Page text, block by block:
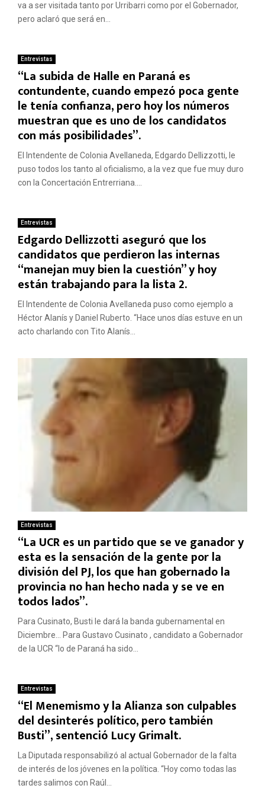
va a ser visitada tanto por Urribarri como por el Gobernador,
pero aclaró que será en...
Entrevistas
“La subida de Halle en Paraná es
contundente, cuando empezó poca gente
le tenía confianza, pero hoy los números
muestran que es uno de los candidatos
con más posibilidades”.
El Intendente de Colonia Avellaneda, Edgardo Dellizzotti, le
puso todos los tanto al oficialismo, a la vez que fue muy duro
con la Concertación Entrerriana....
Entrevistas
Edgardo Dellizzotti aseguró que los
candidatos que perdieron las internas
“manejan muy bien la cuestión” y hoy
están trabajando para la lista 2.
El Intendente de Colonia Avellaneda puso como ejemplo a
Héctor Alanís y Daniel Ruberto. “Hace unos días estuve en un
acto charlando con Tito Alanís...
Entrevistas
“La UCR es un partido que se ve ganador y
esta es la sensación de la gente por la
división del PJ, los que han gobernado la
provincia no han hecho nada y se ve en
todos lados”.
Para Cusinato, Busti le dará la banda gubernamental en
Diciembre… Para Gustavo Cusinato , candidato a Gobernador
de la UCR “lo de Paraná ha sido...
Entrevistas
“El Menemismo y la Alianza son culpables
del desinterés político, pero también
Busti”, sentenció Lucy Grimalt.
La Diputada responsabilizó al actual Gobernador de la falta
de interés de los jóvenes en la política. “Hoy como todas las
tardes salimos con Raúl...